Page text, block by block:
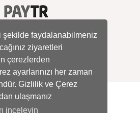
şekilde faydalanabilmeniz
ziyaretleri
çerezlerden
ayarlarınızı her zaman
Gizlilik ve Çerez
ulaşmanız
inceleyin